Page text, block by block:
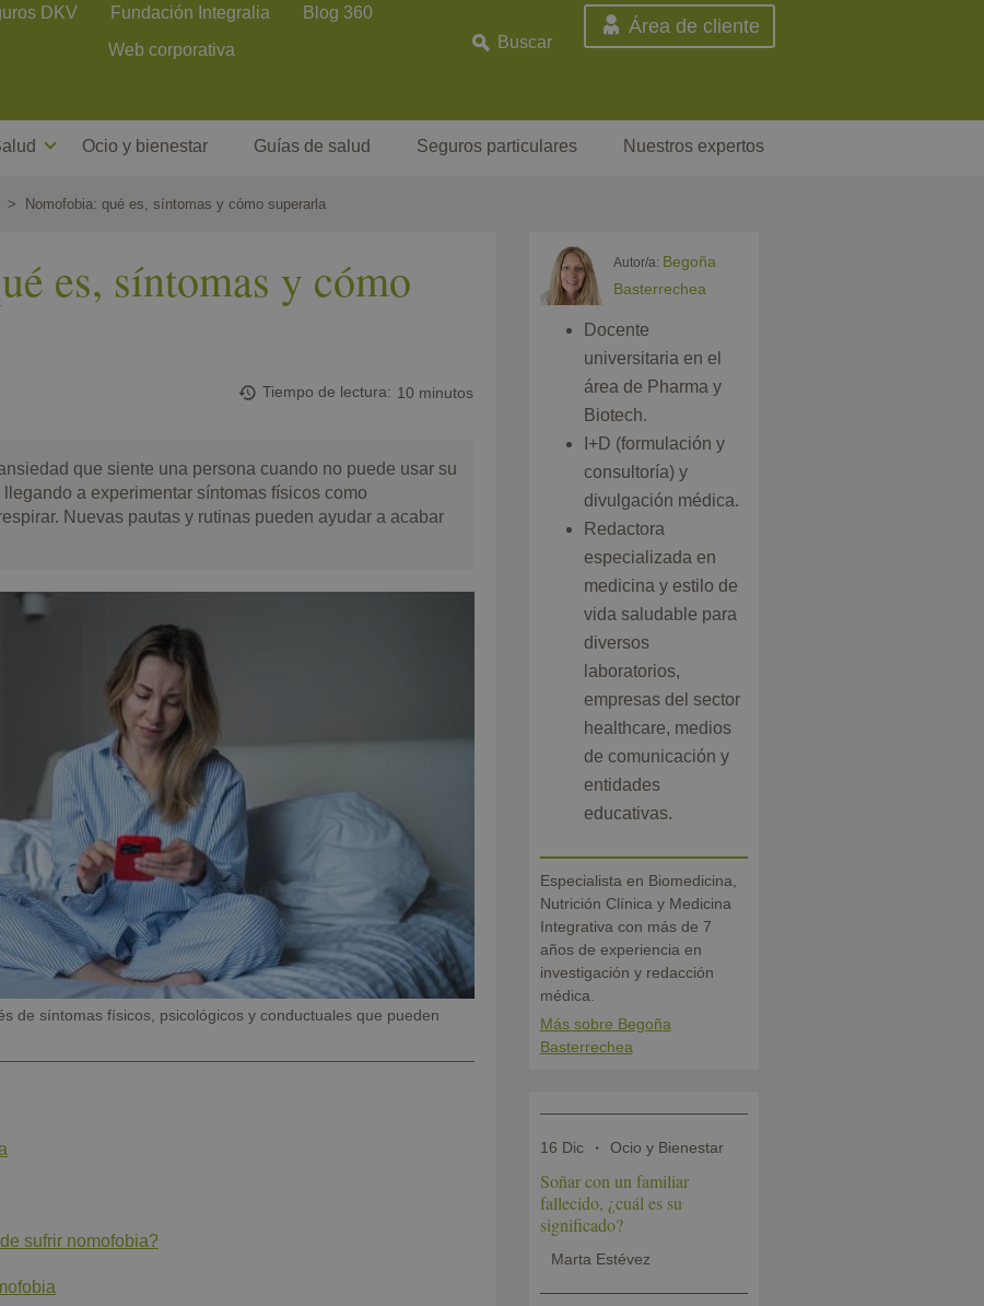
DKV Fundación Integralia
Blog 360
Web corporativa
Buscar
Área de cliente
Ocio y bienestar Guías de salud Seguros particulares Nuestros expertos
Nomofobia: qué es, síntomas y cómo superarla
es, síntomas y cómo
Tiempo de lectura 10 minutos
que siente una persona cuando no puede usar su
a experimentar síntomas físicos como
Nuevas pautas y rutinas pueden ayudar a acabar
de síntomas físicos, psicológicos y conductuales que pueden
sufrir nomofobia?
Autor/a: Begoña
Basterrechea
Docente
universitaria en el
área de Pharma y
Biotech.
I+D (formulación y
consultoría) y
divulgación médica.
Redactora
especializada en
medicina y estilo de
vida saludable para
diversos
laboratorios,
empresas del sector
healthcare, medios
de comunicación y
entidades
educativas.
Especialista en Biomedicina,
Nutrición Clínica y Medicina
Integrativa con más de 7
años de experiencia en
investigación y redacción
médica.
Más sobre Begoña
Basterrechea
16 Dic Ocio y Bienestar
Soñar con un familiar
fallecido, ¿cuál es su
significado?
Marta Estévez